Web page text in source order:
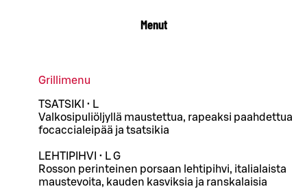
Menut
Grillimenu
TSATSIKI • L
Valkosipuliöljyllä maustettua, rapeaksi paahdettua
focaccialeipää ja tsatsikia
LEHTIPIHVI • L G
Rosson perinteinen porsaan lehtipihvi, italialaista
maustevoita, kauden kasviksia ja ranskalaisia